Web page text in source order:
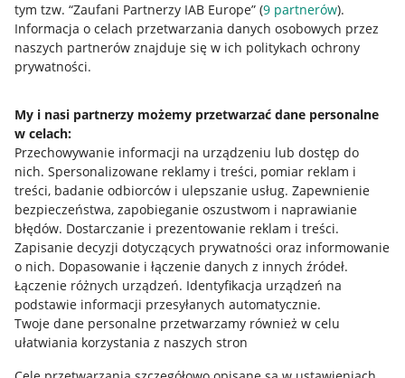
tym tzw. “Zaufani Partnerzy IAB Europe” (9 partnerów).
Informacja o celach przetwarzania danych osobowych przez
naszych partnerów znajduje się w ich politykach ochrony
prywatności.
My i nasi partnerzy możemy przetwarzać dane personalne
w celach:
Przechowywanie informacji na urządzeniu lub dostęp do
nich. Spersonalizowane reklamy i treści, pomiar reklam i
treści, badanie odbiorców i ulepszanie usług. Zapewnienie
bezpieczeństwa, zapobieganie oszustwom i naprawianie
błędów. Dostarczanie i prezentowanie reklam i treści.
Zapisanie decyzji dotyczących prywatności oraz informowanie
o nich. Dopasowanie i łączenie danych z innych źródeł.
Łączenie różnych urządzeń. Identyfikacja urządzeń na
podstawie informacji przesyłanych automatycznie.
Twoje dane personalne przetwarzamy również w celu
ułatwiania korzystania z naszych stron
Przydatne informacje
Jak to działa
Allegro Gadane dla sprzedających
Allegro Gadane dla kupujących
Mapa miejscowości
Informacje prawne
Regulamin
Polityka plików "cookies"
Ustawienia plików "cookies"